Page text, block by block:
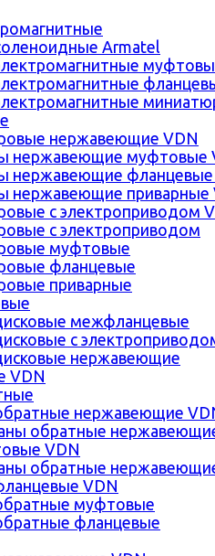
Armatel
нержавеющие VDN
нержавеющие муфтовые
нержавеющие фланцевые
нержавеющие приварные
с электроприводом
с электроприводом
муфтовые
фланцевые
приварные
межфланцевые
с
нержавеющие
VDN
нержавеющие
обратные
VDN
обратные
VDN
муфтовые
фланцевые